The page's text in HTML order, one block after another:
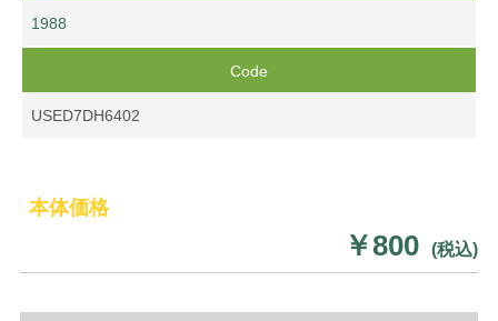
1988
Code
USED7DH6402
本体価格
￥800 (税込)